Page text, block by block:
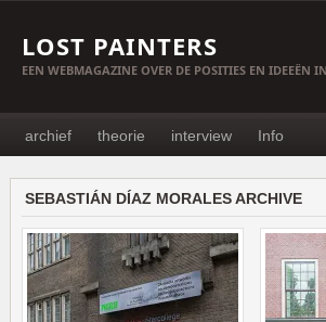
LOST PAINTERS
EEN WEBMAGAZINE OVER DE POSITIES EN IDEEËN
archief theorie interview Info
SEBASTIÁN DÍAZ MORALES ARCHIVE